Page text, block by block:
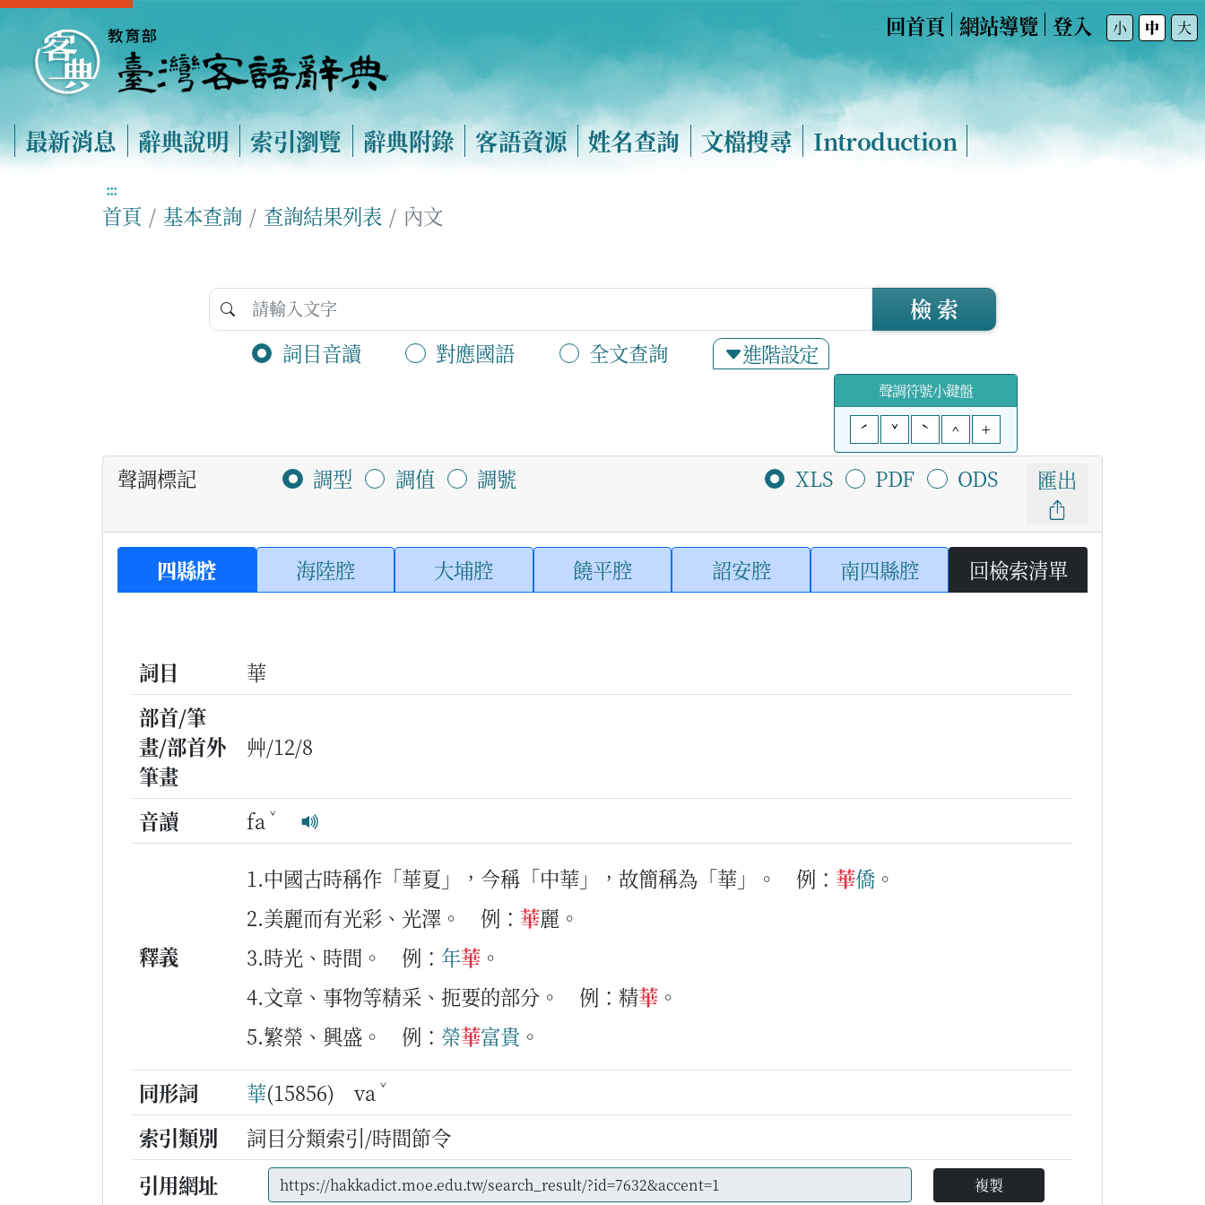
回首頁 網站導覽 登入 小 中 大
最新消息 辭典說明 索引瀏覽 辭典附錄 客語資源 姓名查詢 文檔搜尋 Introduction
:::
首頁 基本查詢 查詢結果列表 內文
詞目音讀 對應國語 全文查詢 進階設定
檢 索
聲調符號小鍵盤
ˊ
ˇ ˋ ^ +
聲調標記 調型 調值 調號 XLS PDF ODS 匯出
四縣腔 海陸腔 大埔腔 饒平腔 詔安腔 南四縣腔 回檢索清單
詞目
華
部首/筆
畫/部首外
筆畫
艸/12/8
音讀 fa ˇ
釋義
1.中國古時稱作「華夏」，今稱「中華」，故簡稱為「華」。 例： 華僑 。
2.美麗而有光彩、光澤。
例： 華麗。
3.時光、時間。
例： 年華 。
4.文章、事物等精采、扼要的部分。
例：精華 。
5.繁榮、興盛。
例： 榮華富貴 。
同形詞
華(15856) va ˇ
索引類別
詞目分類索引/時間節令
引用網址
複製